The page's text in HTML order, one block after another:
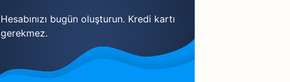
Hesabınızı bugün oluşturun. Kredi kartı
gerekmez.